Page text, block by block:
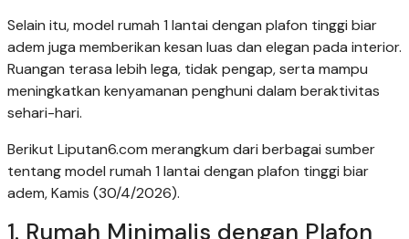
Selain itu, model rumah 1 lantai dengan plafon tinggi biar
adem juga memberikan kesan luas dan elegan pada interior.
Ruangan terasa lebih lega, tidak pengap, serta mampu
meningkatkan kenyamanan penghuni dalam beraktivitas
sehari-hari.
Berikut Liputan6.com merangkum dari berbagai sumber
tentang model rumah 1 lantai dengan plafon tinggi biar
adem, Kamis (30/4/2026).
1. Rumah Minimalis dengan Plafon